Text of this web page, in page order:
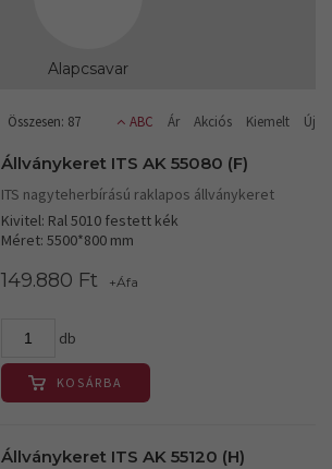
Alapcsavar
Összesen: 87 ABC Ár Akciós Kiemelt Új
Állványkeret ITS AK 55080 (F)
ITS nagyteherbírású raklapos állványkeret
Kivitel: Ral 5010 festett kék
Méret: 5500*800 mm
149.880 Ft +Áfa
db
KOSÁRBA
Állványkeret ITS AK 55120 (H)